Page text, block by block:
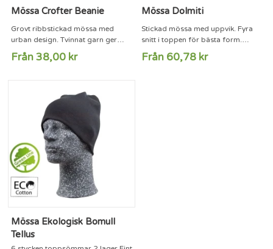
Mössa Crofter Beanie
Grovt ribbstickad mössa med
urban design. Tvinnat garn ger
melerat intryck.Material 100%
Soft-Touch AcrylStorlekar One-size
Från 38,00 kr
Mössa Dolmiti
Stickad mössa med uppvik. Fyra
snitt i toppen för bästa form.
Tillverkad i Italien.Material: 75%
akryl, 15% ull, 5% viskosStorlek:
Från 60,78 kr
Mössa Ekologisk Bomull
Tellus